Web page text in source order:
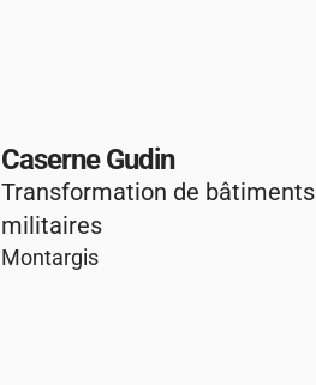
Caserne Gudin
Transformation de bâtiments
militaires
Montargis